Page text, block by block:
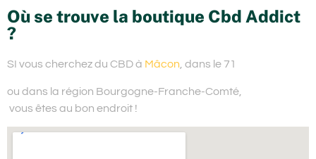
Où se trouve la boutique Cbd Addict
?
SI vous cherchez du CBD à Mâcon, dans le 71
ou dans la région Bourgogne-Franche-Comté,
vous êtes au bon endroit !